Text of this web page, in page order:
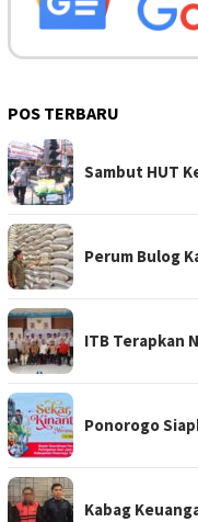
POS TERBARU
Sambut HUT
Perum Bulog
ITB Terapkan
Ponorogo
Kabag